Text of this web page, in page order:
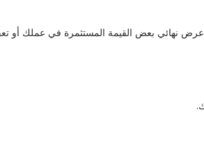
نهائي بعض القيمة المستثمرة في عملك أو